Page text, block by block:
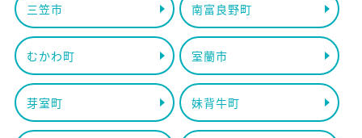
三笠市 南富良野町
むかわ町 室蘭市
芽室町 妹背牛町